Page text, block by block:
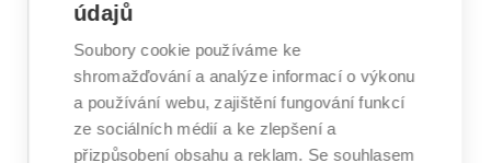
Stať ve sborníku v databázi WoS či Scopus
Detail
SEDLAŘÍKOVÁ, M.; MIKA, M.; ČUDEK, P.; FAFILEK, G.;
TKÁČOVÁ, T.; HRABOVSKÝ, J.Iron Magnesium Materials
for Biodegradable Implants prepared by Powder
údajů
Soubory cookie používáme ke
shromažďování a analýze informací o výkonu
a používání webu, zajištění fungování funkcí
ze sociálních médií a ke zlepšení a
přizpůsobení obsahu a reklam. Se souhlasem